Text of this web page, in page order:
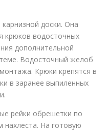
доски. Она
крюков водосточных
дополнительной
Водосточный желоб
Крюки крепятся в
в заранее выпиленных
рейки обрешетки по
нахлеста. На готовую